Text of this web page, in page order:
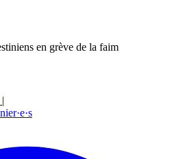
en grève de la faim
|